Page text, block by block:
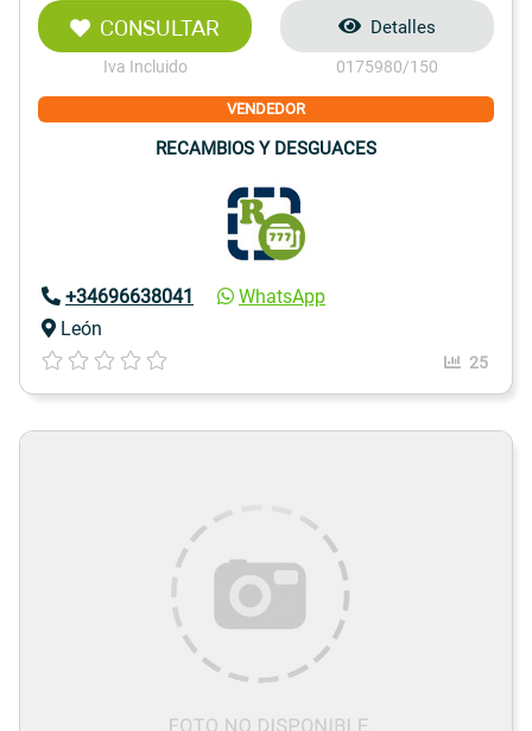
CONSULTAR
Iva Incluido
Detalles
0175980/150
VENDEDOR
RECAMBIOS Y DESGUACES
+34696638041
WhatsApp
León
25